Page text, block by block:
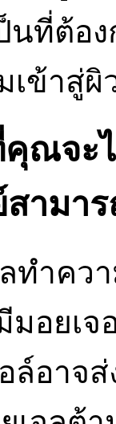
นที่ต้อง
เข้าสู่
คุณจะ
ามา
ลทำค
มอยเจ
ล์อาจ